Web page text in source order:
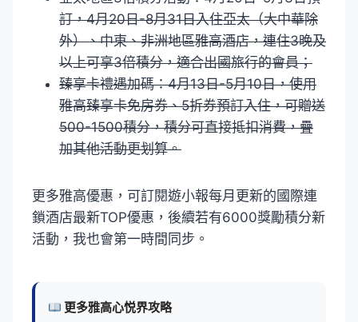
訂，4月20日-8月31日入住亞太（大中華除
外）、中東、非洲地區雅高酒店，連住3晚及
以上可享3倍積分，適合出國旅行的會員；
臻享卡禮遇加碼：4月13日-5月10日，使用
雅高臻享卡免房券、5折券預訂入住，可贈送
500-1500積分，積分可直接抵扣消費，疊
加其他活動更划算。
更多雅高優惠，可訂閱遊小報每月更新的國際連
鎖酒店最新TOP優惠，後續若有6000獎勵積分新
活動，我也會第一時間同步。
更多雅高心悦界攻略